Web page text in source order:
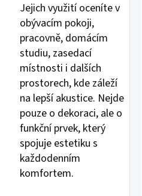
Jejich využití oceníte v
obývacím pokoji,
pracovně, domácím
studiu, zasedací
místnosti i dalších
prostorech, kde záleží
na lepší akustice. Nejde
pouze o dekoraci, ale o
funkční prvek, který
spojuje estetiku s
každodenním
komfortem.